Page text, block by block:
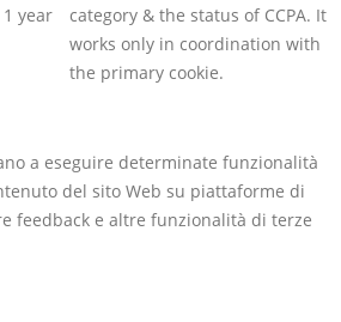
1 year
category & the status of CCPA. It
works only in coordination with
the primary cookie.
a eseguire determinate funzionalità
del sito Web su piattaforme di
feedback e altre funzionalità di terze